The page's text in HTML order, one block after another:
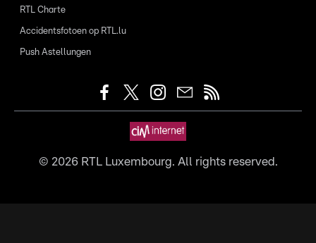
RTL Charte
Accidentsfotoen op RTL.lu
Push Astellungen
© 2026RTL Luxembourg. All rights reserved.